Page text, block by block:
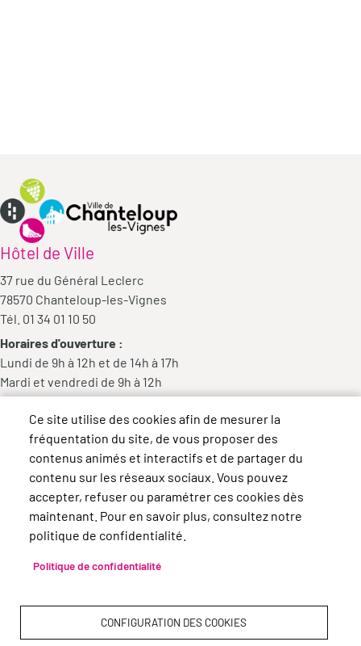
Hôtel de Ville
37 rue du Général Leclerc
78570 Chanteloup-les-Vignes
Tél. 01 34 01 10 50
Horaires d'ouverture :
Lundi de 9h à 12h et de 14h à 17h
Mardi et vendredi de 9h à 12h
Mercredi de 9h à 12h et de 14h à 18h
Jeudi de 14h à 17h
Ce site utilise des cookies afin de mesurer la
fréquentation du site, de vous proposer des
contenus animés et interactifs et de partager du
contenu sur les réseaux sociaux. Vous pouvez
accepter, refuser ou paramétrer ces cookies dès
maintenant. Pour en savoir plus, consultez notre
politique de confidentialité.
Politique de confidentialité
CONFIGURATION DES COOKIES